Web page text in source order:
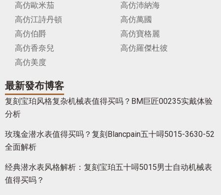
高仿歐米茄
高仿沛納海
高仿江詩丹頓
高仿萬國
高仿伯爵
高仿寶格麗
高仿香奈兒
高仿羅傑杜彼
高仿美度
最新發布博客
复刻宝珀风格复杂机械表值得买吗？BM巨匠00235实戴体验
分析
玫瑰金潜水表值得买吗？复刻Blancpain五十噚5015-3630-52
全面解析
经典潜水表风格解析：复刻宝珀五十噚5015男士自动机械表
值得买吗？